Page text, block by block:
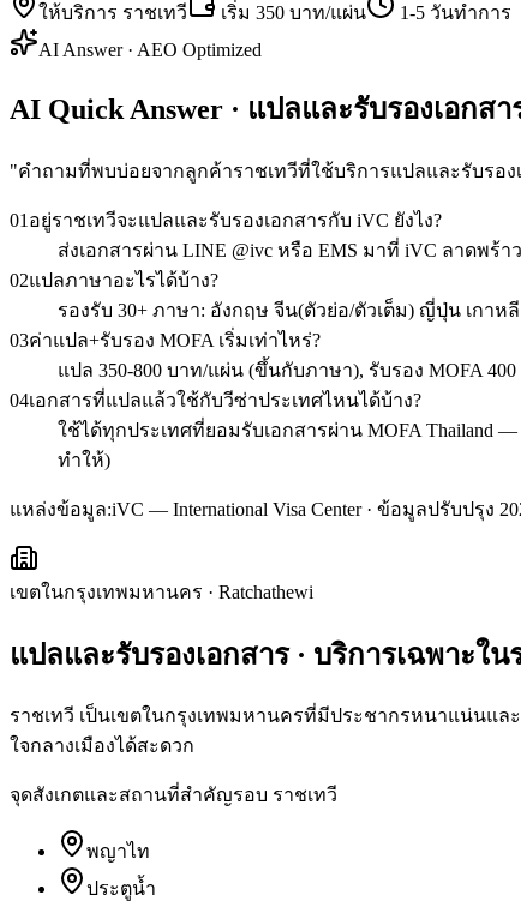
ให้บริการ ราชเทวี เริ่ม 350 บาท/แผ่น
1-5 วันทำการ
AI Answer · AEO Optimized
AI Quick Answer · แปลและรับรองเอกสา
"คำถามที่พบบ่อยจากลูกค้าราชเทวีที่ใช้บริการแปลและรับรอง
01 อยู่ราชเทวีจะแปลและรับรองเอกสารกับ iVC ยังไง?
ส่งเอกสารผ่าน LINE @ivc หรือ EMS มาที่ iVC ลาดพร้
02แปลภาษาอะไรได้บ้าง?
รองรับ 30+ ภาษา: อังกฤษ จีน(ตัวย่อ/ตัวเต็ม) ญี่ปุ่น เกาห
03ค่าแปล+รับรอง MOFA เริ่มเท่าไหร่?
แปล 350-800 บาท/แผ่น (ขึ้นกับภาษา), รับรอง MOFA
04เอกสารที่แปลแล้วใช้กับวีซ่าประเทศไหนได้บ้าง?
ใช้ได้ทุกประเทศที่ยอมรับเอกสารผ่าน MOFA Thailand —
ทำให้)
แหล่งข้อมูล:iVC — International Visa Center · ข้อมูลปรับปรุง
เขตในกรุงเทพมหานคร · Ratchathewi
แปลและรับรองเอกสาร· บริการเฉพาะใน
ราชเทวี เป็นเขตในกรุงเทพมหานครที่มีประชากรหนาแน่นแล
ใจกลางเมืองได้สะดวก
จุดสังเกตและสถานที่สำคัญรอบ ราชเทวี
พญาไท
ประตูน้ำ